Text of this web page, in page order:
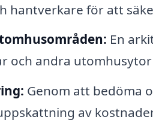
hantverkare för att
En
och andra
Genom att bedöma
av